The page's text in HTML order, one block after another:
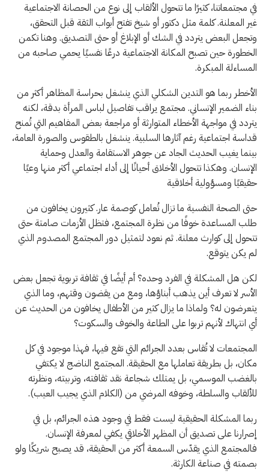
في مجتمعاتنا، كثيرًا ما تتحول الألقاب إلى نوع من الحصانة الاجتماعية
غير المعلنة. كلمة مثل دكتور أو شيخ تفتح أبواب الثقة قبل التحقق،
وتجعل البعض يتردد في الشك أو الإبلاغ أو حتى التصديق. وهنا تكمن
الخطورة حين تصبح المكانة الاجتماعية درعًا نفسيًا يحمي صاحبه من
المساءلة المبكرة.
الأخطر ربما هو التدين الشكلي الذي ينشغل بحراسة المظاهر أكثر من
بناء الضمير الإنساني. مجتمع يراقب تفاصيل لباس المرأة بدقة، لكنه
يتردد في مواجهة الأخطاء المتوارثة أو مراجعة بعض المفاهيم التي تُمنح
قداسة اجتماعية رغم آثارها السلبية. ينشغل بالطقوس والصورة العامة،
بينما يغيب الحديث الجاد عن جوهر الاستقامة والعدل وحماية
الإنسان. وهكذا تتحول الأخلاق أحيانًا إلى أداء اجتماعي أكثر منها وعيًا
حقيقيًا ومسؤولية أخلاقية
حتى الصحة النفسية ما تزال تُعامل كوصمة عار. كثيرون يخافون من
طلب المساعدة خوفًا من نظرة المجتمع، فتظل الأزمات صامتة حتى
تتحول إلى كوارث معلنة. ثم نعود لتمثيل دور المجتمع المصدوم الذي
لم يكن يتوقع.
لكن هل المشكلة في الفرد وحده؟ أم أيضًا في ثقافة تربوية تجعل بعض
الأسر لا تعرف أين يذهب أبناؤها، ومع من يقضون وقتهم، وما الذي
يتعرضون له؟ ولماذا ما يزال كثير من الأطفال يخافون من الحديث عن
أي انتهاك لأنهم تربوا على الطاعة والخوف والسكوت؟
المجتمعات لا تُقاس بعدد الجرائم التي تقع فيها، فهذا موجود في كل
مكان، بل بطريقة تعاملها مع الحقيقة. المجتمع الناضج لا يكتفي
بالغضب الموسمي، بل يمتلك شجاعة نقد ثقافته، وتربيته، ونظرته
للألقاب والسلطة، وخوفه المرضي من (الكلام الذي يجيب العيب).
ربما المشكلة الحقيقية ليست فقط في وجود هذه الجرائم، بل في
إصرارنا على تصديق أن المظهر الأخلاقي يكفي لمعرفة الإنسان.
فالمجتمع الذي يقدّس السمعة أكثر من الحقيقة، قد يصبح شريكًا ولو
بصمته في صناعة الكارثة.